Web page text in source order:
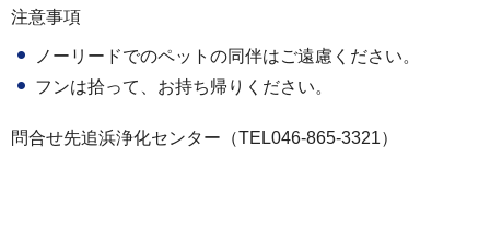
注意事項
ノーリードでのペットの同伴はご遠慮ください。
フンは拾って、お持ち帰りください。
問合せ先追浜浄化センター（TEL046-865-3321）